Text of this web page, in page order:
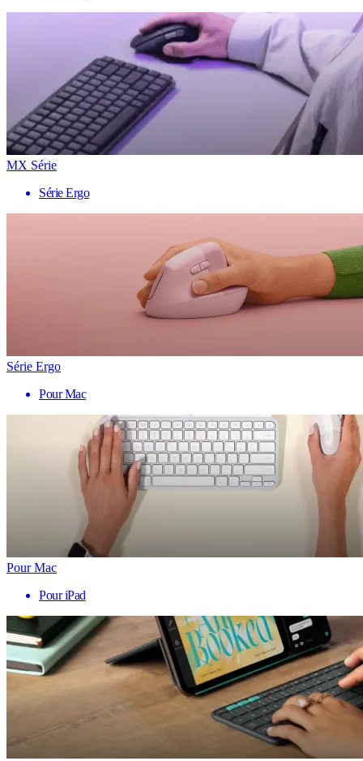
MX Série
Série Ergo
Série Ergo
Pour Mac
Pour Mac
Pour iPad